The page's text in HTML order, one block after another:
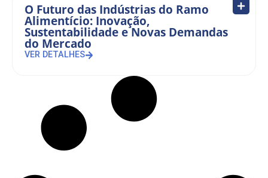
O Futuro das Indústrias do Ramo
Alimentício: Inovação,
Sustentabilidade e Novas Demandas
do Mercado
VER DETALHES